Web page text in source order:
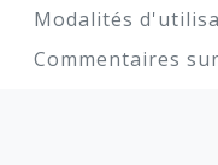
Modalités
Commentaires